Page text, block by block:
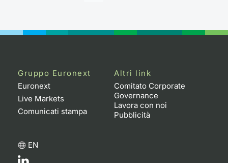
Gruppo Euronext
Euronext
Live Markets
Comunicati stampa
Altri link
Comitato Corporate
Governance
Lavora con noi
Pubblicità
EN